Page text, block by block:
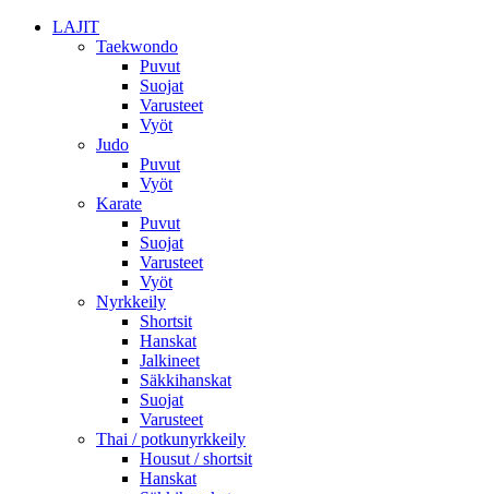
LAJIT
Taekwondo
Puvut
Suojat
Varusteet
Vyöt
Judo
Puvut
Vyöt
Karate
Puvut
Suojat
Varusteet
Vyöt
Nyrkkeily
Shortsit
Hanskat
Jalkineet
Säkkihanskat
Suojat
Varusteet
Thai / potkunyrkkeily
Housut / shortsit
Hanskat